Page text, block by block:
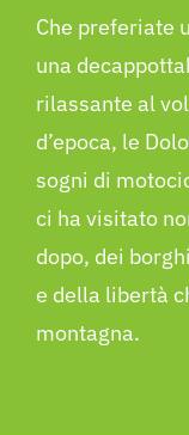
Che preferiate
una
rilassante al
d’epoca, le
sogni di
ci ha visitato
dopo, dei
e della libertà
montagna.